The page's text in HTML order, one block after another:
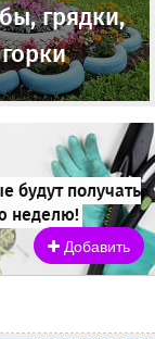
грядки,
горки
будут получать
неделю!
Добавить